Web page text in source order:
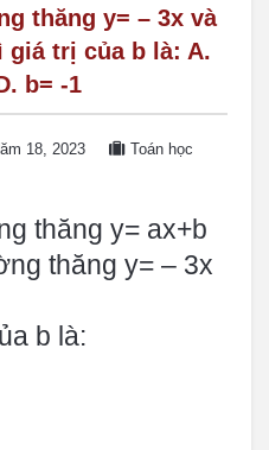
thăng y= – 3x và
giá trị của b là: A.
b= -1
18, 2023
Toán học
thăng y= ax+b
thăng y= – 3x
b là: